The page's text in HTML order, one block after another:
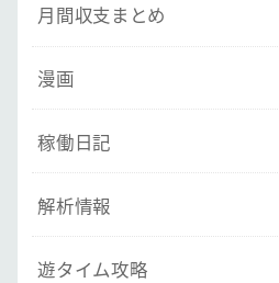
月間収支まとめ
漫画
稼働日記
解析情報
遊タイム攻略